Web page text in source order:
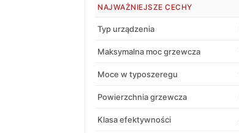
NAJWAŻNIEJSZE CECHY
Typ urządzenia
Maksymalna moc grzewcza
Moce w typoszeregu
Powierzchnia grzewcza
Klasa efektywności